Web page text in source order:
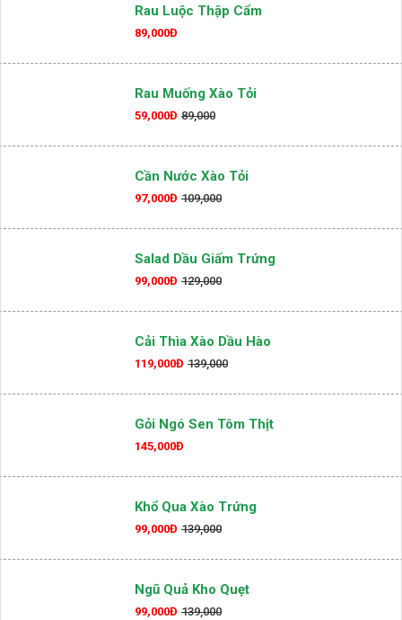
79,000Đ
Rau Luộc Thập Cẩm
89,000Đ
Rau Muống Xào Tỏi
59,000Đ 89,000
Cần Nước Xào Tỏi
97,000Đ 109,000
Salad Dầu Giấm Trứng
99,000Đ 129,000
Cải Thìa Xào Dầu Hào
119,000Đ 139,000
Gỏi Ngó Sen Tôm Thịt
145,000Đ
Khổ Qua Xào Trứng
99,000Đ 139,000